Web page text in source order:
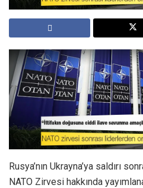
Rusya’nın Ukrayna’ya saldırı
NATO Zirvesi hakkında